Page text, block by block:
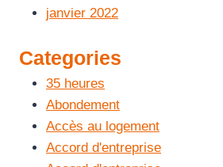
janvier 2022
Categories
35 heures
Abondement
Accès au logement
Accord d'entreprise